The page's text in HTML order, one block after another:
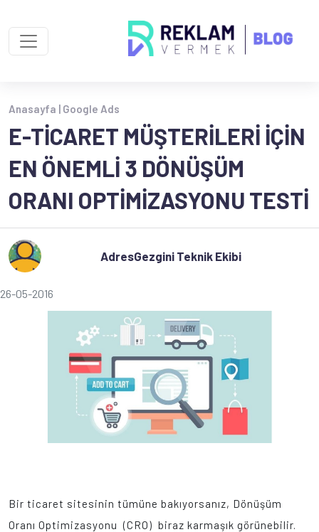
Anasayfa | Google Ads
E-TICARET MÜŞTERILERI İÇIN
EN ÖNEMLI 3 DÖNÜŞÜM
ORANI OPTIMIZASYONU TESTI
AdresGezgini Teknik Ekibi
26-05-2016
Bir ticaret sitesinin tümüne bakıyorsanız, Dönüşüm
Oranı Optimizasyonu (CRO) biraz karmaşık görünebilir.